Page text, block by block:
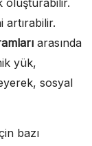
oluşturabilir.
arasında
yük,
sosyal
bazı